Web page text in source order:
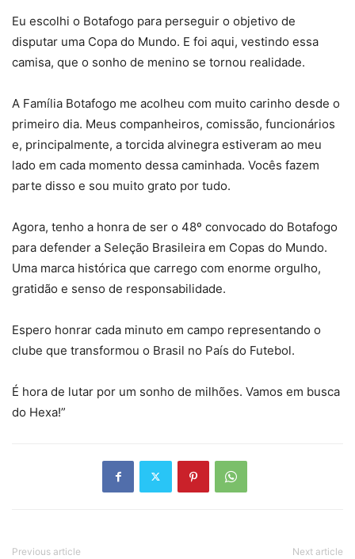
Eu escolhi o Botafogo para perseguir o objetivo de
disputar uma Copa do Mundo. E foi aqui, vestindo essa
camisa, que o sonho de menino se tornou realidade.
A Família Botafogo me acolheu com muito carinho desde o
primeiro dia. Meus companheiros, comissão, funcionários
e, principalmente, a torcida alvinegra estiveram ao meu
lado em cada momento dessa caminhada. Vocês fazem
parte disso e sou muito grato por tudo.
Agora, tenho a honra de ser o 48º convocado do Botafogo
para defender a Seleção Brasileira em Copas do Mundo.
Uma marca histórica que carrego com enorme orgulho,
gratidão e senso de responsabilidade.
Espero honrar cada minuto em campo representando o
clube que transformou o Brasil no País do Futebol.
É hora de lutar por um sonho de milhões. Vamos em busca
do Hexa!”
Previous article Next article